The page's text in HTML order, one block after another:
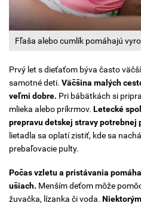
Fľaša alebo cumlík pomáhajú
Prvý let s dieťaťom býva často
samotné deti. Väčšina malých
veľmi dobre. Pri bábätkách si
mlieka alebo príkrmov. Letecké
prepravu detskej stravy potrebnej
lietadla sa oplatí zistiť, kde sa
prebaľovacie pulty.
Počas vzletu a pristávania
ušiach. Menším deťom môže
žuvačka, lízanka či voda.